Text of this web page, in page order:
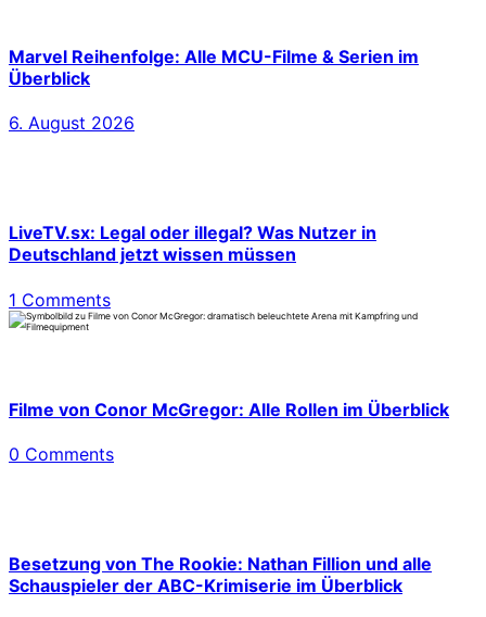
Marvel Reihenfolge: Alle MCU-Filme & Serien im
Überblick
6. August 2026
LiveTV.sx: Legal oder illegal? Was Nutzer in
Deutschland jetzt wissen müssen
1 Comments
Filme von Conor McGregor: Alle Rollen im Überblick
0 Comments
Besetzung von The Rookie: Nathan Fillion und alle
Schauspieler der ABC-Krimiserie im Überblick